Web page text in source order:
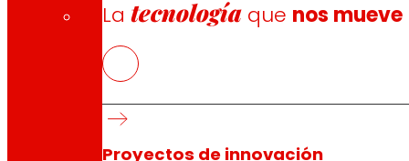
Latecnología que nos mueve
Proyectos de innovación